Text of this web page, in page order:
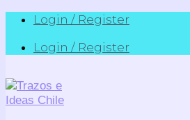
Skip
content
Login / Register
Login / Register